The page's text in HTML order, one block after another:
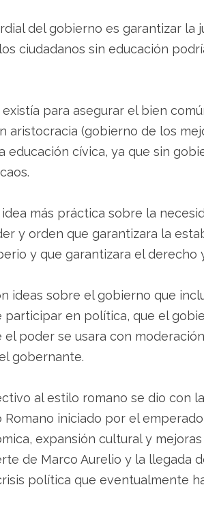
del gobierno es garantizar la
ciudadanos sin educación
para asegurar el bien
aristocracia (gobierno de los
educación cívica, ya que sin
más práctica sobre la
y orden que garantizara la
y que garantizara el derecho
ideas sobre el gobierno que
en política, que el
poder se usara con
gobernante.
al estilo romano se dio con la
iniciado por el
expansión cultural y
de Marco Aurelio y la llegada
política que eventualmente